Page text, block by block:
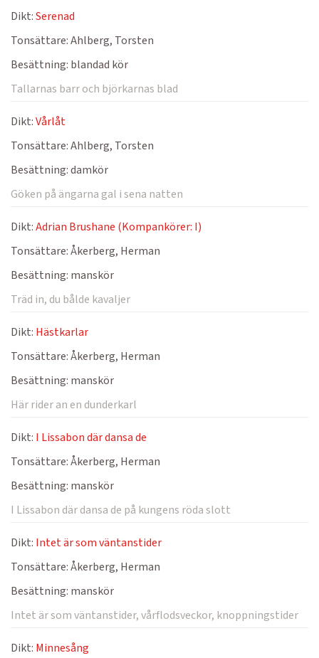
Dikt:Serenad
Tonsättare:Ahlberg, Torsten
Besättning: blandad kör
Tallarnas barr och björkarnas blad
Dikt:Vårlåt
Tonsättare:Ahlberg, Torsten
Besättning:damkör
Göken på ängarna gal i sena natten
Dikt:Adrian Brushane (Kompankörer: I)
Tonsättare:Åkerberg, Herman
Besättning: manskör
Träd in, du bålde kavaljer
Dikt: Hästkarlar
Tonsättare:Åkerberg, Herman
Besättning: manskör
Här rider an en dunderkarl
Dikt: I Lissabon där dansa de
Tonsättare:Åkerberg, Herman
Besättning: manskör
I Lissabon där dansa de på kungens röda slott
Dikt: Intet är som väntanstider
Tonsättare:Åkerberg, Herman
Besättning: manskör
Intet är som väntanstider, vårflodsveckor, knoppningstider
Dikt: Minnesång